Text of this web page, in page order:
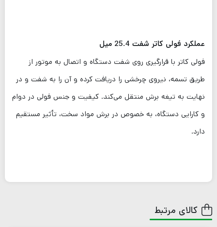
عملکرد فولی کاتر شفت 25.4 میل
فولی کاتر با قرارگیری روی شفت دستگاه و اتصال به موتور از
طریق تسمه، نیروی چرخشی را دریافت کرده و آن را به شفت و در
نهایت به تیغه برش منتقل می‌کند. کیفیت و جنس فولی در دوام
و کارایی دستگاه، به خصوص در برش مواد سخت، تأثیر مستقیم
دارد.
کالای مرتبط